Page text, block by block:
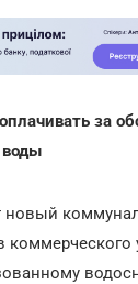
за
воды
новый
коммерческого